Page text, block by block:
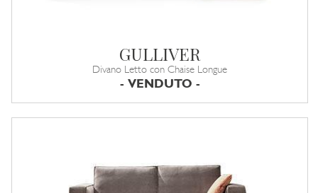
GULLIVER
Divano Letto con Chaise Longue
- VENDUTO -